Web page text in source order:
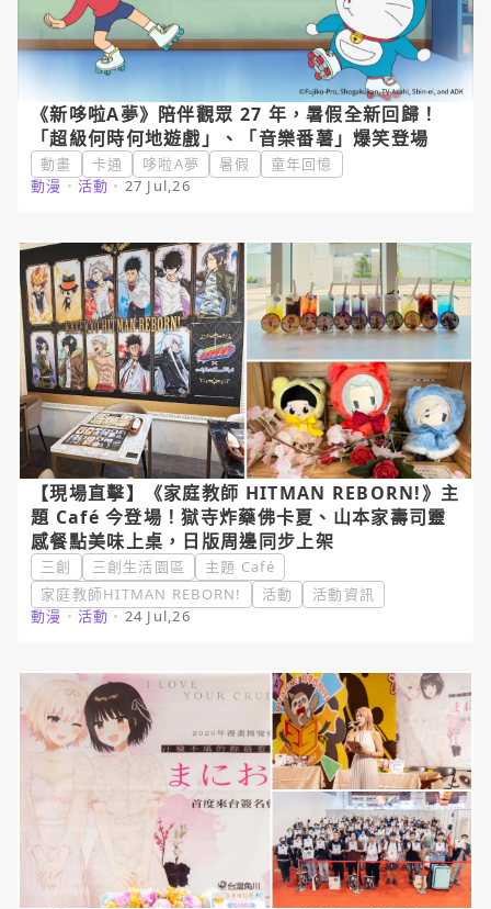
《新哆啦A夢》陪伴觀眾 27 年，暑假全新回歸！
「超級何時何地遊戲」、「音樂番薯」爆笑登場
動畫 卡通 哆啦A夢 暑假
童年回憶
動漫 ・ 活動 ・ 27 Jul,26
【現場直擊】《家庭教師 HITMAN REBORN!》主
題 Café 今登場！獄寺炸藥佛卡夏、山本家壽司靈
感餐點美味上桌，日版周邊同步上架
三創 三創生活園區
主題 Café
家庭教師HITMAN REBORN!
活動
活動資訊
動漫 ・ 活動 ・ 24 Jul,26